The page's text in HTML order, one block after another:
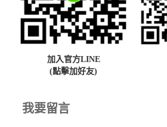
加入官方LINE
(點擊加好友)
我要留言